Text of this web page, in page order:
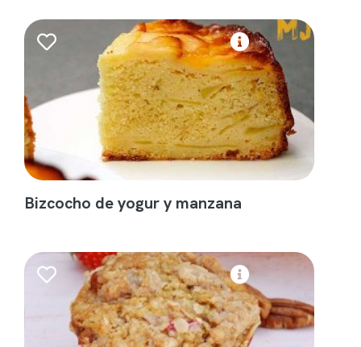
Bizcocho de yogur y manzana